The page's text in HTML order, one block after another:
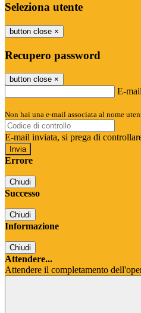
Seleziona utente
button close ×
Recupero password
button close ×
E-mail
Non hai una e-mail associata al nome
E-mail inviata, si prega di
Errore
Chiudi
Successo
Chiudi
Informazione
Chiudi
Attendere...
Attendere il completamento